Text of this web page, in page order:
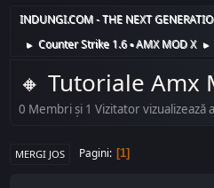
INDUNGI.COM - THE NEXT
► Counter Strike 1.6 ▪️ AMX MOD X ►
🔸️ Tutoriale Amx
0 Membri şi 1 Vizitator vizualizează
MERGI JOS Pagini 1